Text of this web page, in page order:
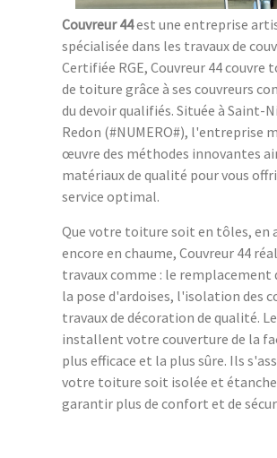
Couvreur 44est une entreprise
spécialisée dans les travaux de
Certifiée RGE, Couvreur 44 couvre
de toiture grâce à ses couvreurs
du devoir qualifiés. Située à Saint-
Redon (#NUMERO#), l'entreprise
œuvre des méthodes innovantes
matériaux de qualité pour vous
service optimal.
Que votre toiture soit en tôles, en
encore en chaume, Couvreur 44
travaux comme : le remplacement
la pose d'ardoises, l'isolation des
travaux de décoration de qualité.
installent votre couverture de la
plus efficace et la plus sûre. Ils
votre toiture soit isolée et étanche
garantir plus de confort et de